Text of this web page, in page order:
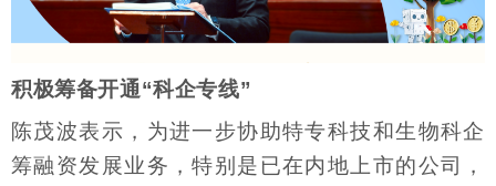
积极筹备开通“科企专线”
陈茂波表示，为进一步协助特专科技和生物科企
筹融资发展业务，特别是已在内地上市的公司，